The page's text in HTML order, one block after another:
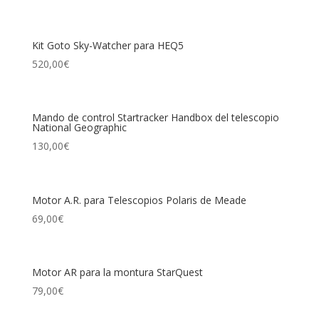
Kit Goto Sky-Watcher para HEQ5
520,00€
Mando de control Startracker Handbox del telescopio
National Geographic
130,00€
Motor A.R. para Telescopios Polaris de Meade
69,00€
Motor AR para la montura StarQuest
79,00€